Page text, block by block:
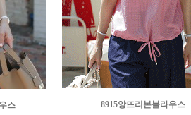
스
8915앙뜨리본블라우스